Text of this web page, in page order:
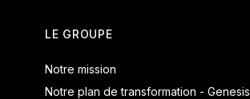
LE GROUPE
Notre mission
Notre plan de transformation - Genesis